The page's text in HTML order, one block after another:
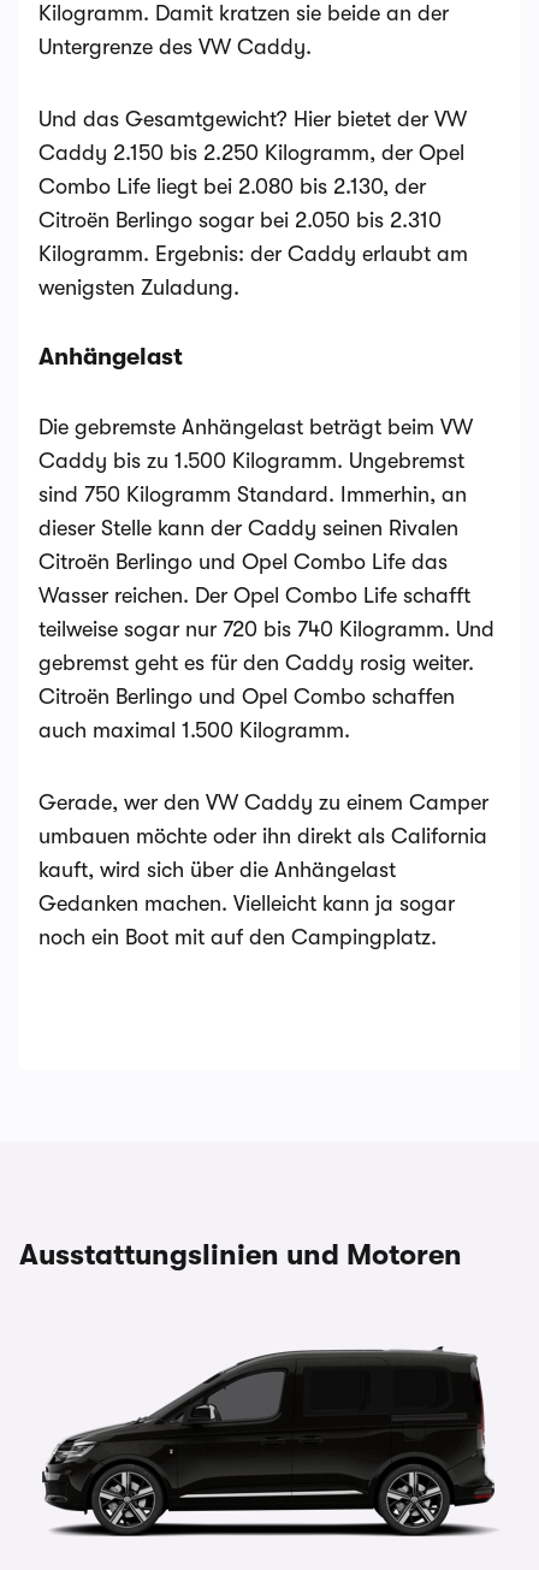
Kilogramm. Damit kratzen sie beide an der
Untergrenze des VW Caddy.
Und das Gesamtgewicht? Hier bietet der VW
Caddy 2.150 bis 2.250 Kilogramm, der Opel
Combo Life liegt bei 2.080 bis 2.130, der
Citroën Berlingo sogar bei 2.050 bis 2.310
Kilogramm. Ergebnis: der Caddy erlaubt am
wenigsten Zuladung.
Anhängelast
Die gebremste Anhängelast beträgt beim VW
Caddy bis zu 1.500 Kilogramm. Ungebremst
sind 750 Kilogramm Standard. Immerhin, an
dieser Stelle kann der Caddy seinen Rivalen
Citroën Berlingo und Opel Combo Life das
Wasser reichen. Der Opel Combo Life schafft
teilweise sogar nur 720 bis 740 Kilogramm. Und
gebremst geht es für den Caddy rosig weiter.
Citroën Berlingo und Opel Combo schaffen
auch maximal 1.500 Kilogramm.
Gerade, wer den VW Caddy zu einem Camper
umbauen möchte oder ihn direkt als California
kauft, wird sich über die Anhängelast
Gedanken machen. Vielleicht kann ja sogar
noch ein Boot mit auf den Campingplatz.
Ausstattungslinien und Motoren